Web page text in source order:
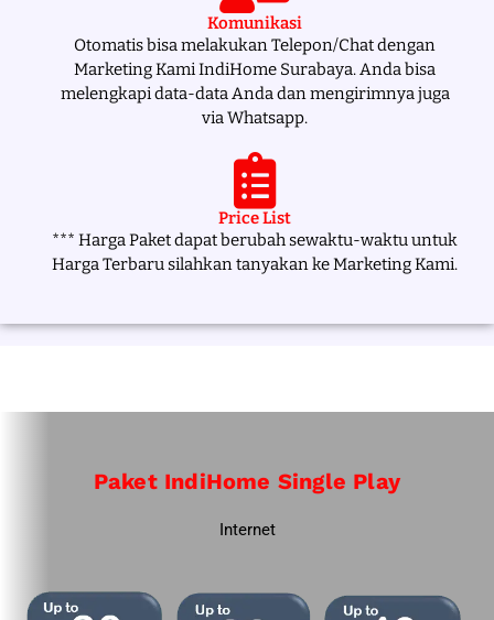
Komunikasi
Otomatis bisa melakukan Telepon/Chat dengan
Marketing Kami IndiHome Surabaya. Anda bisa
melengkapi data-data Anda dan mengirimnya juga
via Whatsapp.
Price List
*** Harga Paket dapat berubah sewaktu-waktu untuk
Harga Terbaru silahkan tanyakan ke Marketing Kami.
Paket IndiHome Single Play
Internet